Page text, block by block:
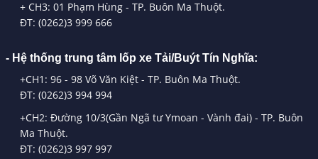
+ CH3: 01 Phạm Hùng - TP. Buôn Ma Thuột.
ĐT: (0262)3 999 666
- Hệ thống trung tâm lốp xe Tải/Buýt Tín Nghĩa:
+CH1: 96 - 98 Võ Văn Kiệt - TP. Buôn Ma Thuột.
ĐT: (0262)3 994 994
+CH2: Đường 10/3(Gần Ngã tư Ymoan - Vành đai) - TP. Buôn
Ma Thuột.
ĐT: (0262)3 997 997